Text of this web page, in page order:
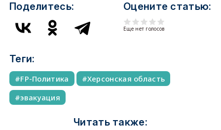
Поделитесь: Оцените статью:
Еще нет голосов
Теги:
FP-Политика
Херсонская область
эвакуация
Читать также: